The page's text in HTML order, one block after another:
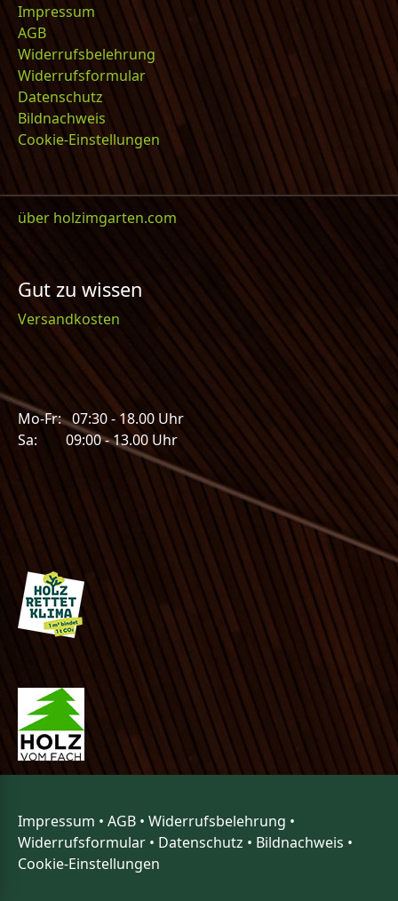
Impressum
AGB
Widerrufsbelehrung
Widerrufsformular
Datenschutz
Bildnachweis
Cookie-Einstellungen
über holzimgarten.com
Gut zu wissen
Versandkosten
Mo-Fr: 07:30 - 18.00 Uhr
Sa: 09:00 - 13.00 Uhr
Impressum • AGB • Widerrufsbelehrung •
Widerrufsformular • Datenschutz • Bildnachweis •
Cookie-Einstellungen